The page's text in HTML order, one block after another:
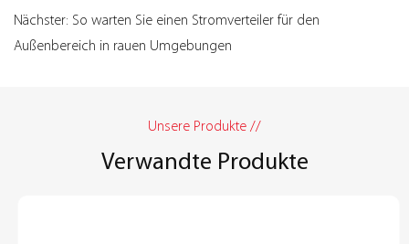
Nächster: So warten Sie einen Stromverteiler für den
Außenbereich in rauen Umgebungen
Unsere Produkte //
Verwandte Produkte